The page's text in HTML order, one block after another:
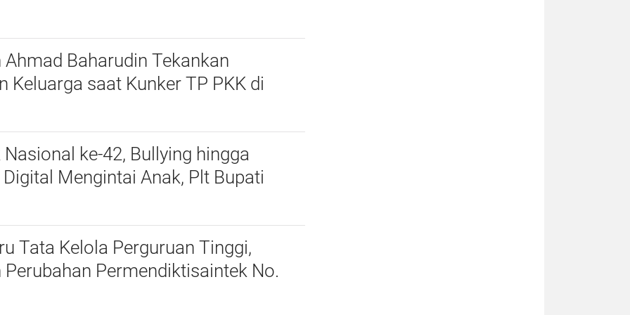
Ahmad Baharudin Tekankan
Keluarga saat Kunker TP PKK di
Nasional ke-42, Bullying hingga
Mengintai Anak, Plt Bupati
Ajak Wujudkan Tulungagung
Tata Kelola Perguruan Tinggi,
Perubahan Permendiktisaintek No.
No. 10/2026